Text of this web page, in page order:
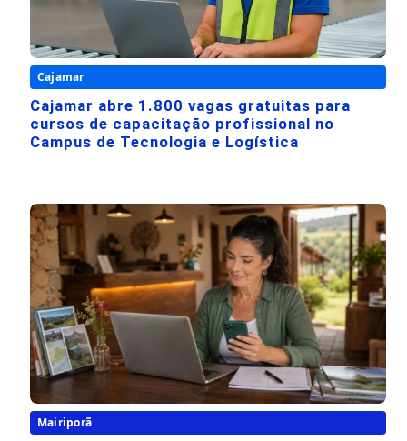
Cajamar
Cajamar abre 1.800 vagas gratuitas para
cursos de capacitação profissional no
Campus de Tecnologia e Logística
Mairiporã